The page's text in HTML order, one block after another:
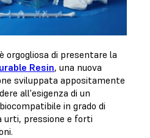
orgogliosa di presentare la
Resin, una nuova
sviluppata appositamente
all'esigenza di un
in grado di
urti, pressione e forti